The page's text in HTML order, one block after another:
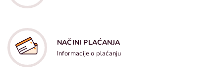
NAČINI PLAĆANJA
Informacije o plaćanju